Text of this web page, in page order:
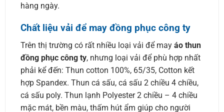
hàng ngày.
Chất liệu vải để may đồng phục công ty
Trên thị trường có rất nhiều loại vải để may áo thun
đồng phục công ty, nhưng loại vải để phù hợp nhất
phải kể đến: Thun cotton 100%, 65/35, Cotton kết
hợp Spandex. Thun cá sấu, cá sấu 2 chiều 4 chiều,
cá sấu poly. Thun lạnh Polyester 2 chiều – 4 chiều
mặc mát, bền màu, thấm hút ẩm giúp cho người